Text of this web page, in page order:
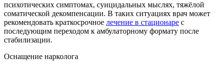
психотических симптомах, суицидальных мыслях, тяжёлой
соматической декомпенсации. В таких ситуациях врач может
рекомендовать краткосрочное лечение в стационаре с
последующим переходом к амбулаторному формату после
стабилизации.
Оснащение нарколога